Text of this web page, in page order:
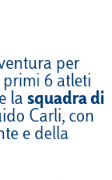
per
primi 6 atleti
la squadra di
Carli, con
e della